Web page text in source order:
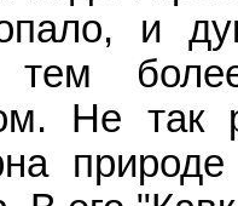
и
тем
Не так